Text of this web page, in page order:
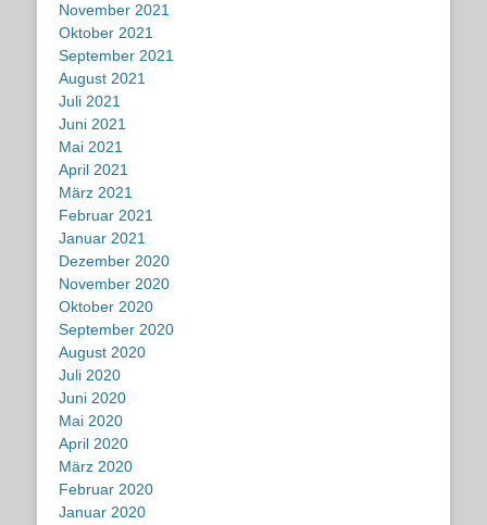
November 2021
Oktober 2021
September 2021
August 2021
Juli 2021
Juni 2021
Mai 2021
April 2021
März 2021
Februar 2021
Januar 2021
Dezember 2020
November 2020
Oktober 2020
September 2020
August 2020
Juli 2020
Juni 2020
Mai 2020
April 2020
März 2020
Februar 2020
Januar 2020